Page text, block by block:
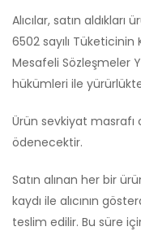
Alıcılar, satın
6502 sayılı Tüketicinin
Mesafeli Sözleşmeler
hükümleri ile
Ürün sevkiyat masrafı
ödenecektir.
Satın alınan her bir
kaydı ile alıcının
teslim edilir. Bu süre